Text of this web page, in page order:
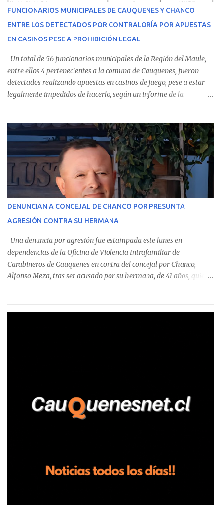
recibir atención especializada en el centro de destino. Apenas se
conoció la gravedad de su condición, sus padres —residentes en
Villarrica— se trasladaron a Cauquenes con la esperanza de una
evolución favorable. No obstante, alrededo...
FUNCIONARIOS MUNICIPALES DE CAUQUENES Y CHANCO
ENTRE LOS DETECTADOS POR CONTRALORÍA POR APUESTAS
EN CASINOS PESE A PROHIBICIÓN LEGAL
Un total de 56 funcionarios municipales de la Región del Maule,
entre ellos 4 pertenecientes a la comuna de Cauquenes, fueron
detectados realizando apuestas en casinos de juego, pese a estar
legalmente impedidos de hacerlo, según un informe de la
estableció que estos funcionarios —quienes administran o
custodian fondos públicos— efectuaron transacciones por un
monto total de $116.075.918 entre enero de 2024 y junio de 2025.
En el detalle regional, se indica que en la comuna de Cauquenes se
identificó a cuatro funcionarios involucrados en este tipo de
operaciones. Asimismo, se precisa que uno de los casos
corresponde a un funcionario de la Municipalidad de Chanco,
detectaron incumplimientos a la normativa vigente. El informe
precisa que la mayor cantidad de dinero apostado se registró en
Talca, donde...
DENUNCIAN A CONCEJAL DE CHANCO POR PRESUNTA
AGRESIÓN CONTRA SU HERMANA
Una denuncia por agresión fue estampada este lunes en
dependencias de la Oficina de Violencia Intrafamiliar de
Carabineros de Cauquenes en contra del concejal por Chanco,
Alfonso Meza, tras ser acusado por su hermana, de 41 años, quien
relató que los hechos ocurrieron cerca de las 11:30 horas en el
trabajadores, el edil descendió del vehículo y, en medio de la
confrontación, la habría tomado de los hombros, empujado al
suelo y agredido con golpes de pies y manos, mientr...